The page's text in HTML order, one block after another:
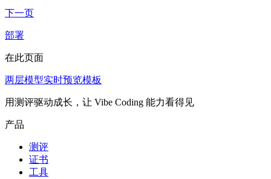
下一页
部署
在此页面
两层模型实时预览模板
用测评驱动成长，让 Vibe Coding 能力看得见
产品
测评
证书
工具